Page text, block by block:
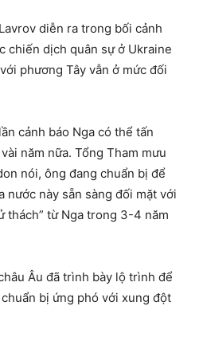
diễn ra trong bối cảnh
chiến dịch quân sự ở Ukraine
phương Tây vẫn ở mức đối
cảnh báo Nga có thể tấn
năm nữa. Tổng Tham mưu
nói, ông đang chuẩn bị để
nước này sẵn sàng đối mặt với
thách” từ Nga trong 3-4 năm
Âu đã trình bày lộ trình để
bị ứng phó với xung đột